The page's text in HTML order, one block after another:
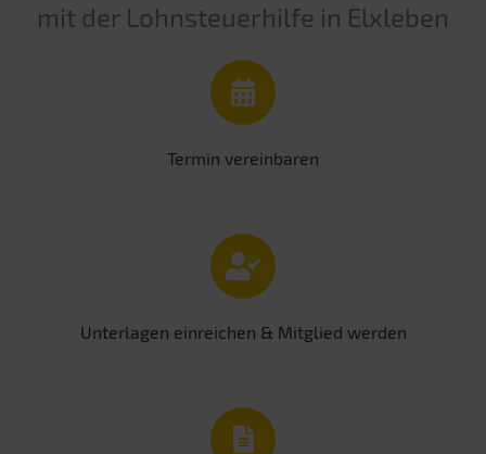
mit der Lohnsteuerhilfe in Elxleben
Termin vereinbaren
Unterlagen einreichen & Mitglied werden